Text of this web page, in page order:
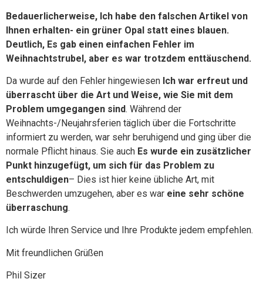
Bedauerlicherweise, Ich habe den falschen Artikel von
Ihnen erhalten- ein grüner Opal statt eines blauen.
Deutlich, Es gab einen einfachen Fehler im
Weihnachtstrubel, aber es war trotzdem enttäuschend.
Da wurde auf den Fehler hingewiesen Ich war erfreut und
überrascht über die Art und Weise, wie Sie mit dem
Problem umgegangen sind. Während der
Weihnachts-/Neujahrsferien täglich über die Fortschritte
informiert zu werden, war sehr beruhigend und ging über die
normale Pflicht hinaus. Sie auch Es wurde ein zusätzlicher
Punkt hinzugefügt, um sich für das Problem zu
entschuldigen– Dies ist hier keine übliche Art, mit
Beschwerden umzugehen, aber es war eine sehr schöne
überraschung.
Ich würde Ihren Service und Ihre Produkte jedem empfehlen.
Mit freundlichen Grüßen
Phil Sizer